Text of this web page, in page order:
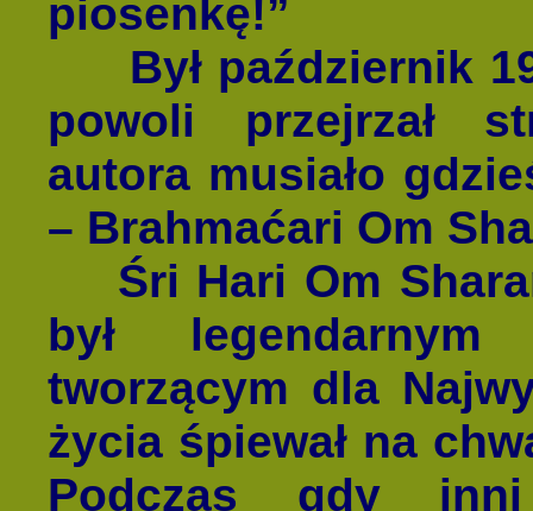
piosenkę!”
Był październik
powoli przejrzał
autora musiało
– Brahmaćari Om
Śri Hari Om
był
tworzącym dla
życia śpiewał na
Podczas gdy